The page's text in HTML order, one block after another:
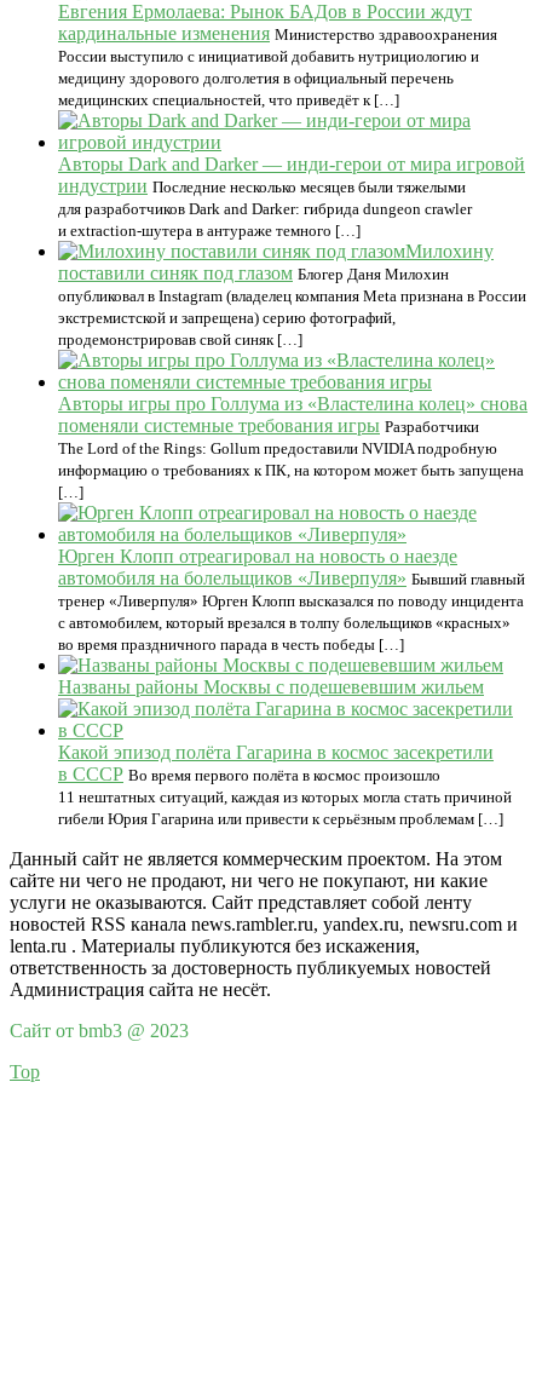
Евгения Ермолаева: Рынок БАДов в России ждут
кардинальные изменения Министерство здравоохранения
России выступило с инициативой добавить нутрициологию и
медицину здорового долголетия в официальный перечень
медицинских специальностей, что приведёт к […]
Авторы Dark and Darker — инди-герои от мира игровой
индустрии Последние несколько месяцев были тяжелыми
для разработчиков Dark and Darker: гибрида dungeon crawler
и extraction-шутера в антураже темного […]
Милохину
поставили синяк под глазом Блогер Даня Милохин
опубликовал в Instagram (владелец компания Meta признана в России
экстремистской и запрещена) серию фотографий,
продемонстрировав свой синяк […]
Авторы игры про Голлума из «Властелина колец» снова
поменяли системные требования игры Разработчики
The Lord of the Rings: Gollum предоставили NVIDIA подробную
информацию о требованиях к ПК, на котором может быть запущена
[…]
Юрген Клопп отреагировал на новость о наезде
автомобиля на болельщиков «Ливерпуля» Бывший главный
тренер «Ливерпуля» Юрген Клопп высказался по поводу инцидента
с автомобилем, который врезался в толпу болельщиков «красных»
во время праздничного парада в честь победы […]
Названы районы Москвы с подешевевшим жильем
Какой эпизод полёта Гагарина в космос засекретили
в СССР Во время первого полёта в космос произошло
11 нештатных ситуаций, каждая из которых могла стать причиной
гибели Юрия Гагарина или привести к серьёзным проблемам […]
Данный сайт не является коммерческим проектом. На этом
сайте ни чего не продают, ни чего не покупают, ни какие
услуги не оказываются. Сайт представляет собой ленту
новостей RSS канала news.rambler.ru, yandex.ru, newsru.com и
lenta.ru . Материалы публикуются без искажения,
ответственность за достоверность публикуемых новостей
Администрация сайта не несёт.
Сайт от bmb3 @ 2023
Top